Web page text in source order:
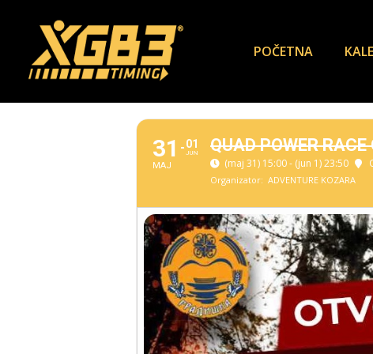
POČETNA
31
MAJ
01
JUN QUAD POWER
(maj 31) 15:00 - (jun 1) 23:50
Organizator: ADVENTURE KOZARA